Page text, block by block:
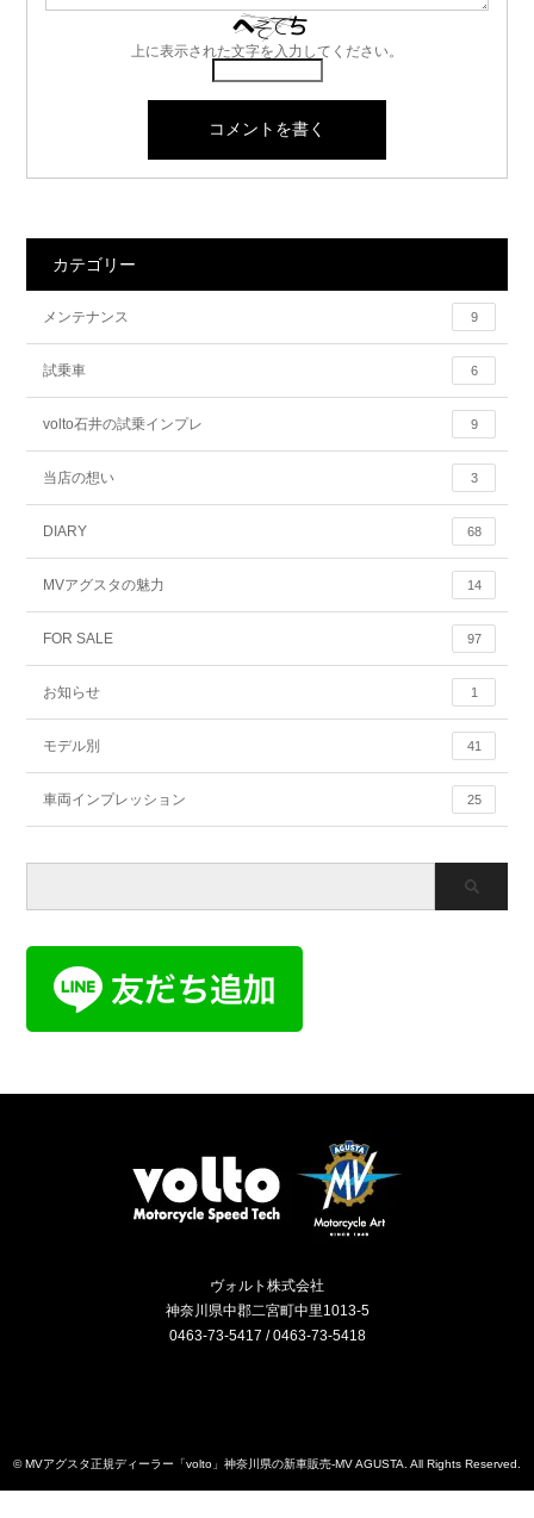
上に表示された文字を入力してください。
カテゴリー
メンテナンス 9
試乗車 6
volto石井の試乗インプレ 9
当店の想い 3
DIARY 68
MVアグスタの魅力 14
FOR SALE 97
お知らせ 1
モデル別 41
車両インプレッション 25
ヴォルト株式会社
神奈川県中郡二宮町中里1013-5
0463-73-5417 / 0463-73-5418
©MVアグスタ正規ディーラー「volto」神奈川県の新車販売-MV AGUSTA . All Rights Reserved.